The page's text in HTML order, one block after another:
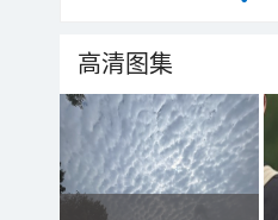
高清图集